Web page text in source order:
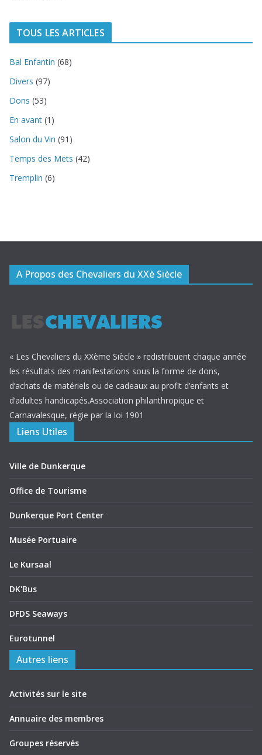
TOUS LES ARTICLES
Bal Enfantin (68)
Divers (97)
Dons (53)
En avant (1)
Salon du Vin (91)
Temps des Mets (42)
Tremplin (6)
A Propos des Chevaliers du XXè Siècle
« Les Chevaliers du XXème Siècle » redistribuent chaque année
les résultats des manifestations sous la forme de dons,
d’achats de matériels ou de cadeaux au profit d’enfants et
d’adultes handicapés.Association philanthropique et
Carnavalesque, régie par la loi 1901
Liens Utiles
Ville de Dunkerque
Office de Tourisme
Dunkerque Port Center
Musée Portuaire
Le Kursaal
DK'Bus
DFDS Seaways
Eurotunnel
Autres liens
Activités sur le site
Annuaire des membres
Groupes réservés